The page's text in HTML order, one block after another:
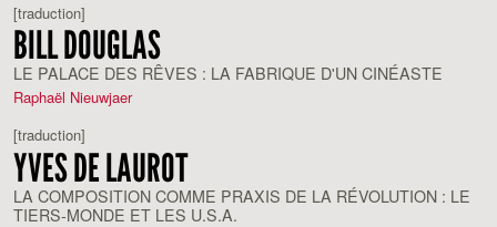
[traduction]
BILL DOUGLAS
LE PALACE DES RÊVES : LA FABRIQUE D'UN CINÉASTE
Raphaël Nieuwjaer
[traduction]
YVES DE LAUROT
LA COMPOSITION COMME PRAXIS DE LA RÉVOLUTION : LE
TIERS-MONDE ET LES U.S.A.